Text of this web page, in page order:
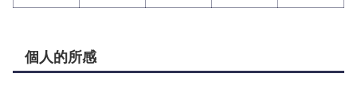
個人的所感